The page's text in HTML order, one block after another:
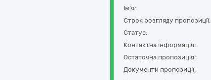
Ім'я:
Строк розгляду пропозиції:
Статус:
Контактна інформація:
Остаточна пропозиція:
Документи пропозиції: